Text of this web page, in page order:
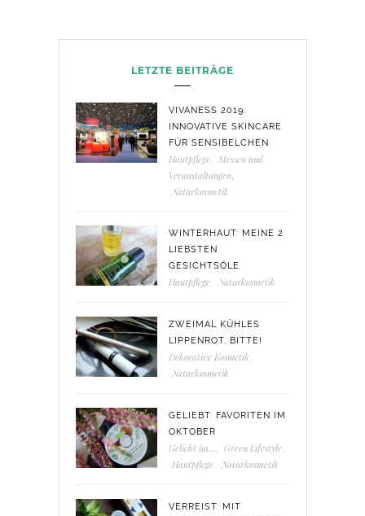
LETZTE BEITRÄGE
VIVANESS 2019:
INNOVATIVE SKINCARE
FÜR SENSIBELCHEN
Hautpflege, Messen und
Veranstaltungen,
Naturkosmetik
WINTERHAUT: MEINE 2
LIEBSTEN
GESICHTSÖLE
Hautpflege, Naturkosmetik
ZWEIMAL KÜHLES
LIPPENROT, BITTE!
Dekorative Kosmetik,
Naturkosmetik
GELIEBT: FAVORITEN IM
OKTOBER
Geliebt im... , Green Lifestyle,
Hautpflege, Naturkosmetik
VERREIST: MIT